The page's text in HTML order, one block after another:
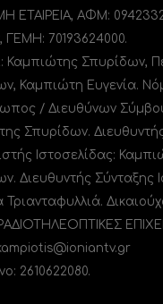
ΕΤΑΙΡΕΙΑ, ΑΦΜ:
ΓΕΜΗ: 70193624000.
Καμπιώτης Σπυρίδων,
Καμπιώτη Ευγενία.
/ Διευθύνων
Σπυρίδων.
Ιστοσελίδας:
Διευθυντής Σύνταξης
2610622080.